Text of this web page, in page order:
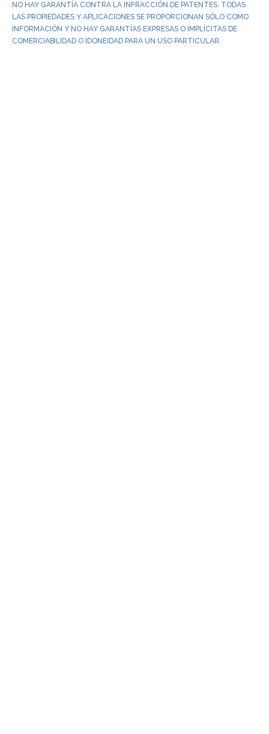
NO HAY GARANTÍA CONTRA LA INFRACCIÓN DE PATENTES. TODAS
LAS PROPIEDADES Y APLICACIONES SE PROPORCIONAN SÓLO COMO
INFORMACIÓN Y NO HAY GARANTÍAS EXPRESAS O IMPLÍCITAS DE
COMERCIABILIDAD O IDONEIDAD PARA UN USO PARTICULAR.